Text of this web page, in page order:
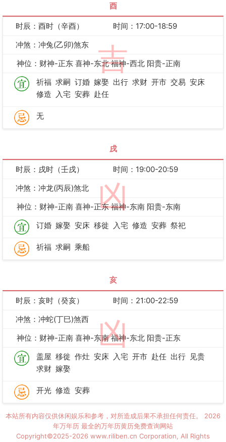
酉
吉
时辰：酉时（辛酉）
时间：17:00-18:59
冲煞：冲兔(乙卯)煞东
神位：财神-正东 喜神-东北 福神-西北 阳贵-正南
祈福 求嗣 订婚 嫁娶 出行 求财 开市 交易 安床
修造 入宅 安葬 赴任
无
戌
凶
时辰：戌时（壬戌）
时间：19:00-20:59
冲煞：冲龙(丙辰)煞北
神位：财神-正南 喜神-正东 福神-东南 阳贵-东南
订婚 嫁娶 安床 移徙 入宅 修造 安葬 祭祀
祈福 求嗣 乘船
亥
凶
时辰：亥时（癸亥）
时间：21:00-22:59
冲煞：冲蛇(丁巳)煞西
神位：财神-正南 喜神-东南 福神-东北 阳贵-正东
盖屋 移徙 作灶 安床 入宅 开市 赴任 出行 见贵
求财 嫁娶
开光 修造 安葬
本站所有内容仅供休闲娱乐和参考，对所造成后果不承担任何责任。 2026
年万年历 最全的万年历黄历免费查询网站
Copyright©2025-2026 www.riliben.cn Corporation, All Rights